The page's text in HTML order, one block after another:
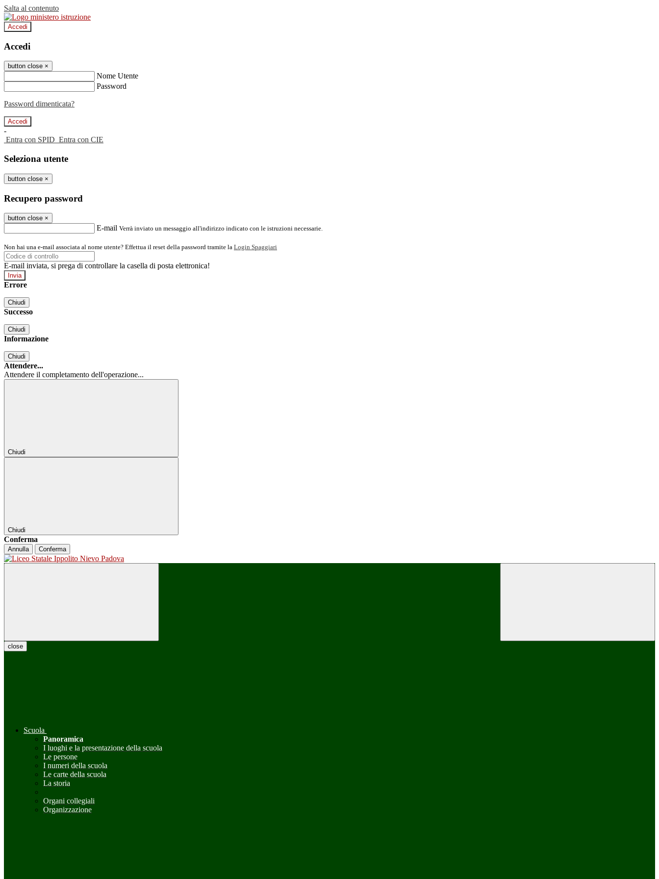
Salta al contenuto
Accedi
Accedi
button close ×
Nome Utente
Password
Password dimenticata?
-
Entra con SPID Entra con CIE
Seleziona utente
button close ×
Recupero password
button close ×
E-mail Verrà inviato un messaggio all'indirizzo indicato con le istruzioni necessarie.
Non hai una e-mail associata al nome utente? Effettua il reset della password tramite la Login Spaggiari
E-mail inviata, si prega di controllare la casella di posta elettronica!
Errore
Chiudi
Successo
Chiudi
Informazione
Chiudi
Attendere...
Attendere il completamento dell'operazione...
Chiudi
Chiudi
Conferma
Annulla Conferma
close
Scuola
Panoramica
I luoghi e la presentazione della scuola
Le persone
I numeri della scuola
Le carte della scuola
La storia
Organi collegiali
Organizzazione